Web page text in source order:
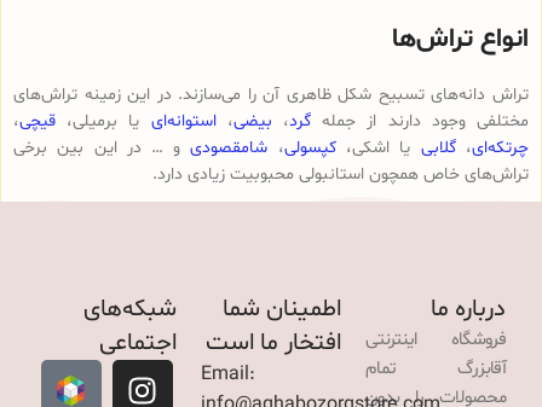
انواع تراش‌ها
تراش دانه‌های تسبیح شکل ظاهری آن را می‌سازند. در این زمینه تراش‌های
مختلفی وجود دارند از جمله گرد، بیضی،استوانه‌ای یا برمیلی، قیچی،
چرتکه‌ای،گلابی یا اشکی،کپسولی، شامقصودیو … در این بین برخی
تراش‌های خاص همچون استانبولی محبوبیت زیادی دارد.
درباره ما
فروشگاه اینترنتی
آقابزرگ تمام
محصولات را بدون
اطمینان شما
افتخار ما است
Email:
شبکه‌های
اجتماعی